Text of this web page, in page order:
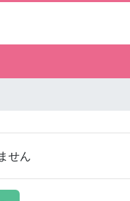
せん